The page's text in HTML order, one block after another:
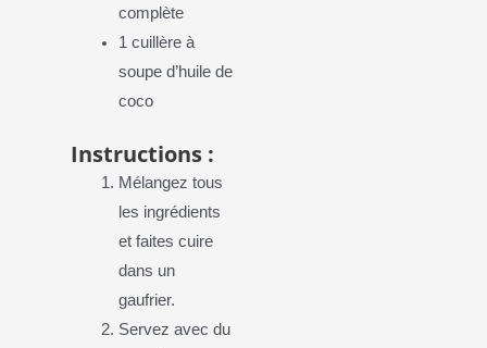
complète
1 cuillère à
soupe d’huile de
coco
Instructions :
Mélangez tous
les ingrédients
et faites cuire
dans un
gaufrier.
Servez avec du